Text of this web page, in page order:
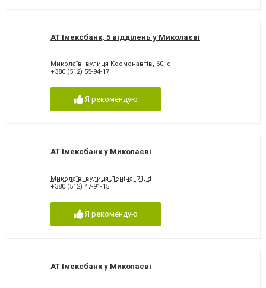
АТ Імексбанк, 5 відділень у Миколаєві
Миколаїв, вулиця Космонавтів, 60, d
+380 (512) 55-94-17
Я рекомендую
АТ Імексбанк у Миколаєві
Миколаїв, вулиця Леніна, 71, d
+380 (512) 47-91-15
Я рекомендую
АТ Імексбанк у Миколаєві